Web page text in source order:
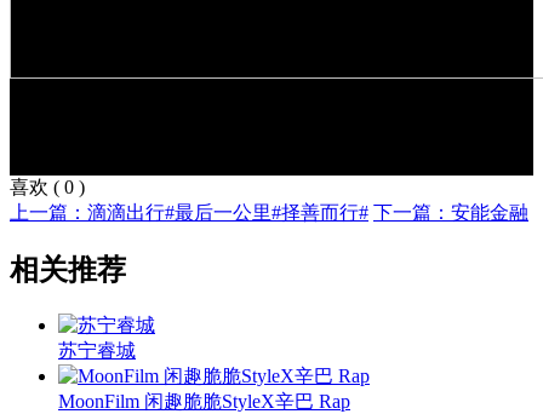
喜欢 ( 0 )
上一篇：滴滴出行#最后一公里#择善而行# 下一篇：安能金融
相关推荐
苏宁睿城
MoonFilm 闲趣脆脆StyleX辛巴 Rap